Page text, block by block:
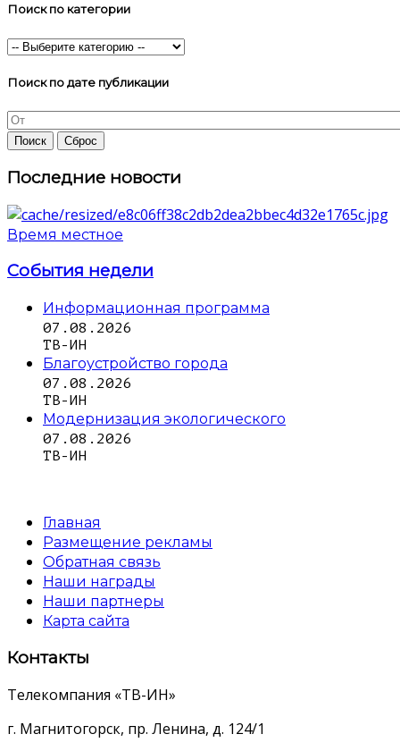
Поиск по категории
Поиск по дате публикации
Последние новости
Время местное
События недели
Информационная программа
07.08.2026
ТВ-ИН
Благоустройство города
07.08.2026
ТВ-ИН
Модернизация экологического
07.08.2026
ТВ-ИН
Главная
Размещение рекламы
Обратная связь
Наши награды
Наши партнеры
Карта сайта
Контакты
Телекомпания «ТВ-ИН»
г. Магнитогорск, пр. Ленина, д. 124/1